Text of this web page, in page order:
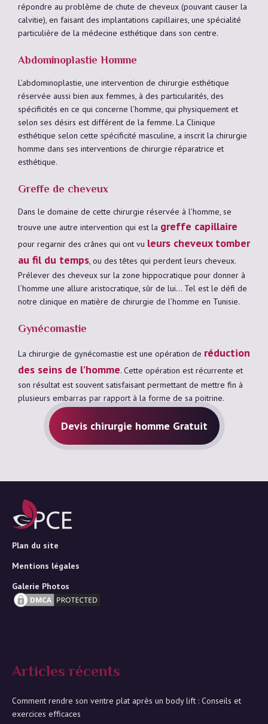
répondre au problème de chute de cheveux (pouvant causer la
calvitie), en faisant des implantations capillaires, une spécialité
particulière de la médecine esthétique dans son centre.
Abdominoplastie Homme
L’abdominoplastie, une intervention de chirurgie esthétique
réservée aussi bien aux femmes, à des particularités, des
spécificités en ce qui concerne l’homme, qui physiquement et
selon ses désirs est différent de la femme. La Clinique
esthétique selon cette spécificité masculine, a inscrit la chirurgie
homme dans ses interventions de chirurgie réparatrice et
esthétique.
Greffe de cheveux
Dans le domaine de cette chirurgie réservée à l’homme, se
trouve une autre intervention qui est la greffe capillaire
pour regarnir des crânes qui ont vu leurs cheveux tomber
au fil du temps, ou des têtes qui perdent leurs cheveux.
Prélever des cheveux sur la zone hippocratique pour donner à
l’homme une allure aristocratique, sûr de lui… Tel est le défi de
notre clinique en matière de chirurgie de l’homme en Tunisie.
Gynécomastie
La chirurgie de gynécomastie est une opération de réduction
des seins de l’homme. Cette opération est récurrente et
son résultat est souvent satisfaisant permettant de mettre fin à
plusieurs embarras par rapport à la forme de sa poitrine.
Devis chirurgie homme Gratuit
Plan du site
Mentions légales
Galerie Photos
Articles récents
Comment rendre son ventre plat après un body lift : Conseils et
exercices efficaces